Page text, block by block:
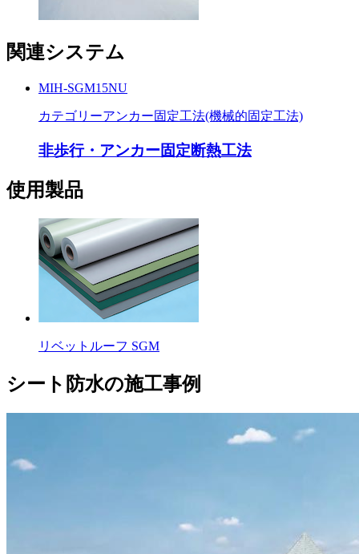
関連システム
MIH-SGM15NU
カテゴリーアンカー固定工法(機械的固定工法)
非歩行・アンカー固定断熱工法
使用製品
リベットルーフ SGM
シート防水の施工事例